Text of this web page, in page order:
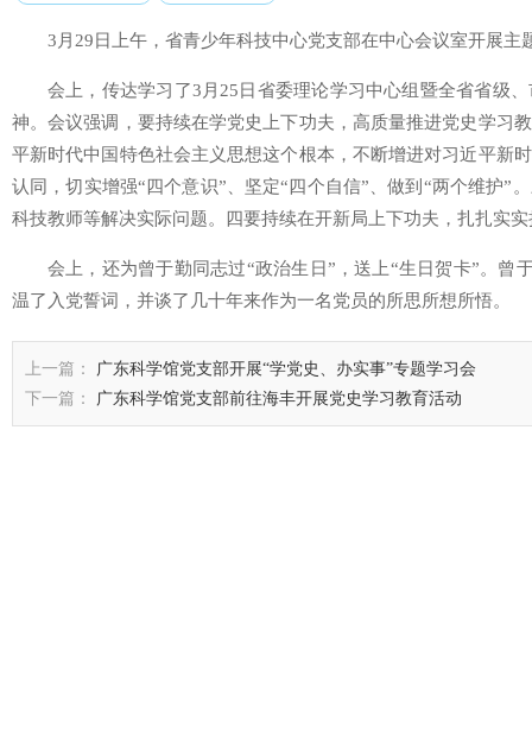
3月29日上午，省青少年科技中心党支部在中心会议室开展主
会上，传达学习了3月25日省委理论学习中心组暨全省省级
神。会议强调，要持续在学党史上下功夫，高质量推进党史学习
平新时代中国特色社会主义思想这个根本，不断增进对习近平新
认同，切实增强“四个意识”、坚定“四个自信”、做到“两个维护”
科技教师等解决实际问题。四要持续在开新局上下功夫，扎扎实
会上，还为曾于勤同志过“政治生日”，送上“生日贺卡”。曾
温了入党誓词，并谈了几十年来作为一名党员的所思所想所悟。
上一篇：
广东科学馆党支部开展“学党史、办实事”专题学习会
下一篇：
广东科学馆党支部前往海丰开展党史学习教育活动